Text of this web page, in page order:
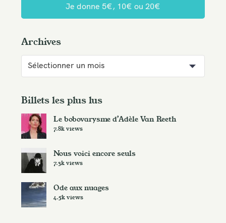
Je donne 5€, 10€ ou 20€
Archives
r
h
i
e
Billets les plus lus
Le bobovarysme d’Adèle Van Reeth
7.8k views
Nous voici encore seuls
7.3k views
Ode aux nuages
4.5k views